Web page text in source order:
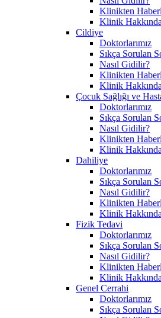
Klinikten
Klinik Hakkında
Cildiye
Doktorlarımız
Sıkça Sorulan
Nasıl Gidilir?
Klinikten
Klinik Hakkında
Çocuk Sağlığı ve
Doktorlarımız
Sıkça Sorulan
Nasıl Gidilir?
Klinikten
Klinik Hakkında
Dahiliye
Doktorlarımız
Sıkça Sorulan
Nasıl Gidilir?
Klinikten
Klinik Hakkında
Fizik Tedavi
Doktorlarımız
Sıkça Sorulan
Nasıl Gidilir?
Klinikten
Klinik Hakkında
Genel Cerrahi
Doktorlarımız
Sıkça Sorulan